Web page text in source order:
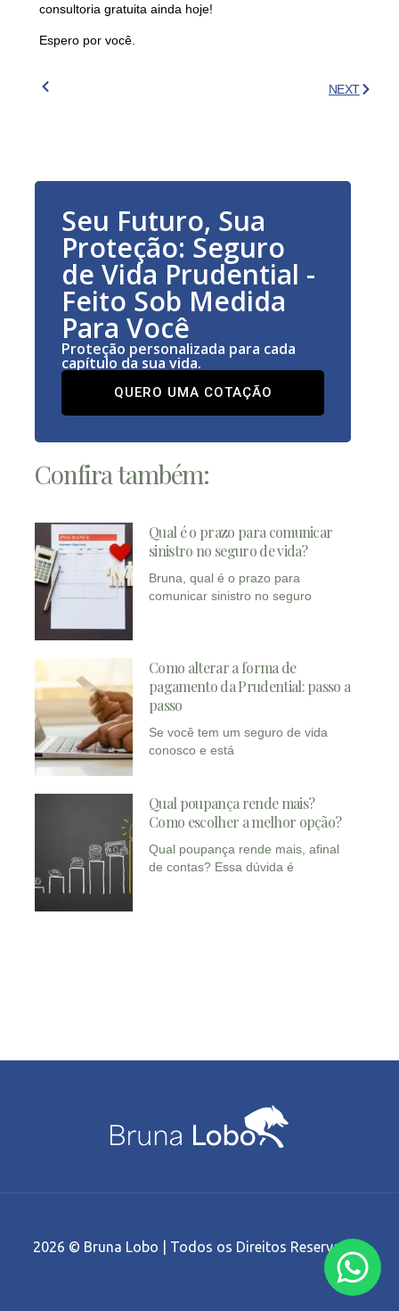
consultoria gratuita ainda hoje!
Espero por você.
NEXT
Seu Futuro, Sua
Proteção: Seguro
de Vida Prudential -
Feito Sob Medida
Para Você
Proteção personalizada para cada
capítulo da sua vida.
QUERO UMA COTAÇÃO
Confira também:
Qual é o prazo para comunicar
sinistro no seguro de vida?
Bruna, qual é o prazo para
comunicar sinistro no seguro
Como alterar a forma de
pagamento da Prudential: passo a
passo
Se você tem um seguro de vida
conosco e está
Qual poupança rende mais?
Como escolher a melhor opção?
Qual poupança rende mais, afinal
de contas? Essa dúvida é
2026 © Bruna Lobo | Todos os Direitos Reservados